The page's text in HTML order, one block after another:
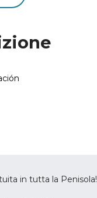
in tutta la Penisola!